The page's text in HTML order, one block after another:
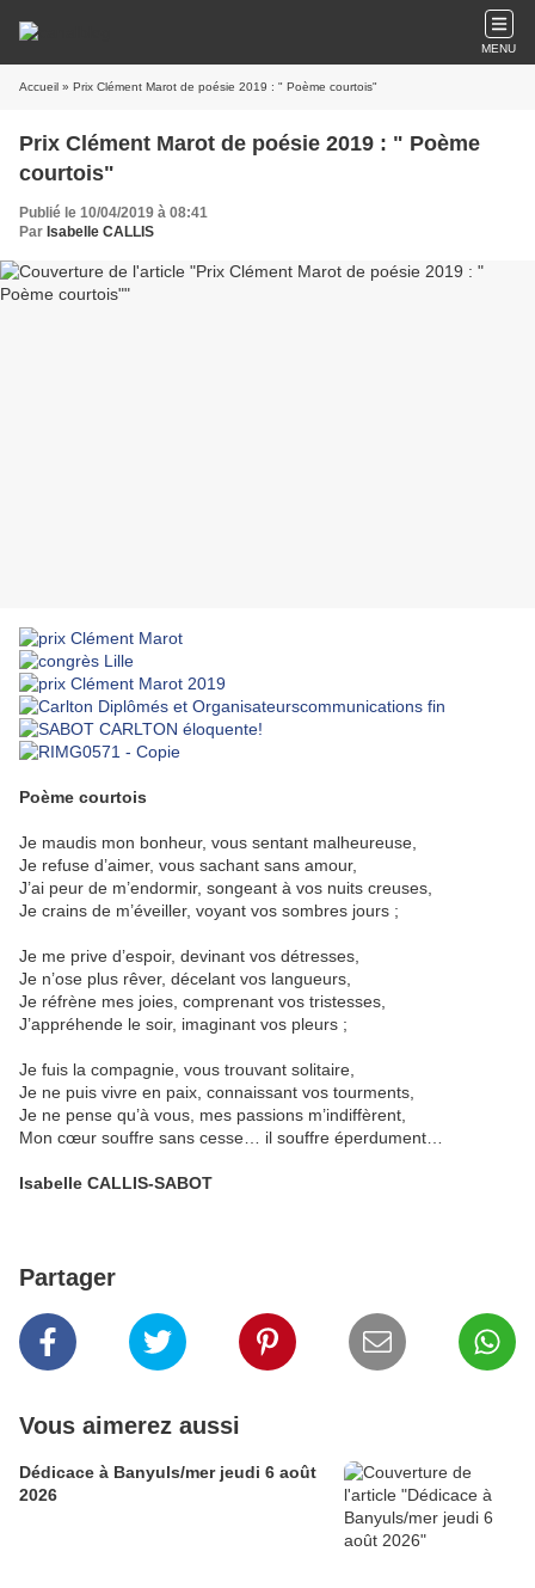
MENU
Accueil » Prix Clément Marot de poésie 2019 : " Poème courtois"
Prix Clément Marot de poésie 2019 : " Poème
courtois"
Publié le 10/04/2019 à 08:41
Par Isabelle CALLIS
Poème courtois
Je maudis mon bonheur, vous sentant malheureuse,
Je refuse d’aimer, vous sachant sans amour,
J’ai peur de m’endormir, songeant à vos nuits creuses,
Je crains de m’éveiller, voyant vos sombres jours ;
Je me prive d’espoir, devinant vos détresses,
Je n’ose plus rêver, décelant vos langueurs,
Je réfrène mes joies, comprenant vos tristesses,
J’appréhende le soir, imaginant vos pleurs ;
Je fuis la compagnie, vous trouvant solitaire,
Je ne puis vivre en paix, connaissant vos tourments,
Je ne pense qu’à vous, mes passions m’indiffèrent,
Mon cœur souffre sans cesse… il souffre éperdument…
Isabelle CALLIS-SABOT
Partager
Vous aimerez aussi
Dédicace à Banyuls/mer jeudi 6 août
2026